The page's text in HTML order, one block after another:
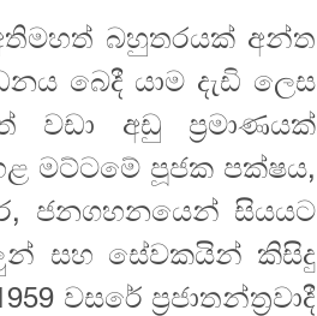
බහුතරයක් අන්ත
බෙදී යාම දැඩි ලෙස
වඩා අඩු ප්‍රමාණයක්
මට්ටමේ පූජක පක්ෂය,
ජනගහනයෙන් සියයට
සහ සේවකයින් කිසිදු
වසරේ ප්‍රජාතන්ත්‍රවාදී